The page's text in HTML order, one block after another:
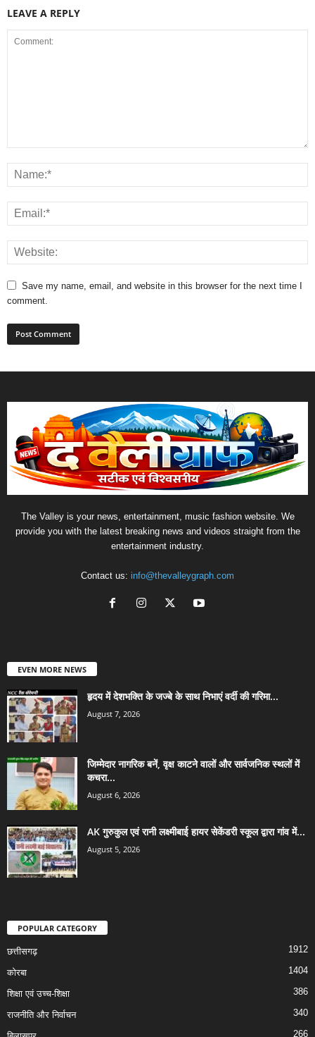
LEAVE A REPLY
Save my name, email, and website in this browser for the next time I
comment.
The Valley is your news, entertainment, music fashion website. We
provide you with the latest breaking news and videos straight from the
entertainment industry.
Contact us: info@thevalleygraph.com
EVEN MORE NEWS
हृदय में देशभक्ति के जज्बे के साथ निभाएं वर्दी की गरिमा...
August 7, 2026
जिम्मेदार नागरिक बनें, वृक्ष काटने वालों और सार्वजनिक स्थलों में
कचरा...
August 6, 2026
AK गुरुकुल एवं रानी लक्ष्मीबाई हायर सेकेंडरी स्कूल द्वारा गांव में...
August 5, 2026
POPULAR CATEGORY
छत्तीसगढ़ 1912
कोरबा 1404
शिक्षा एवं उच्च-शिक्षा 386
राजनीति और निर्वाचन 340
266